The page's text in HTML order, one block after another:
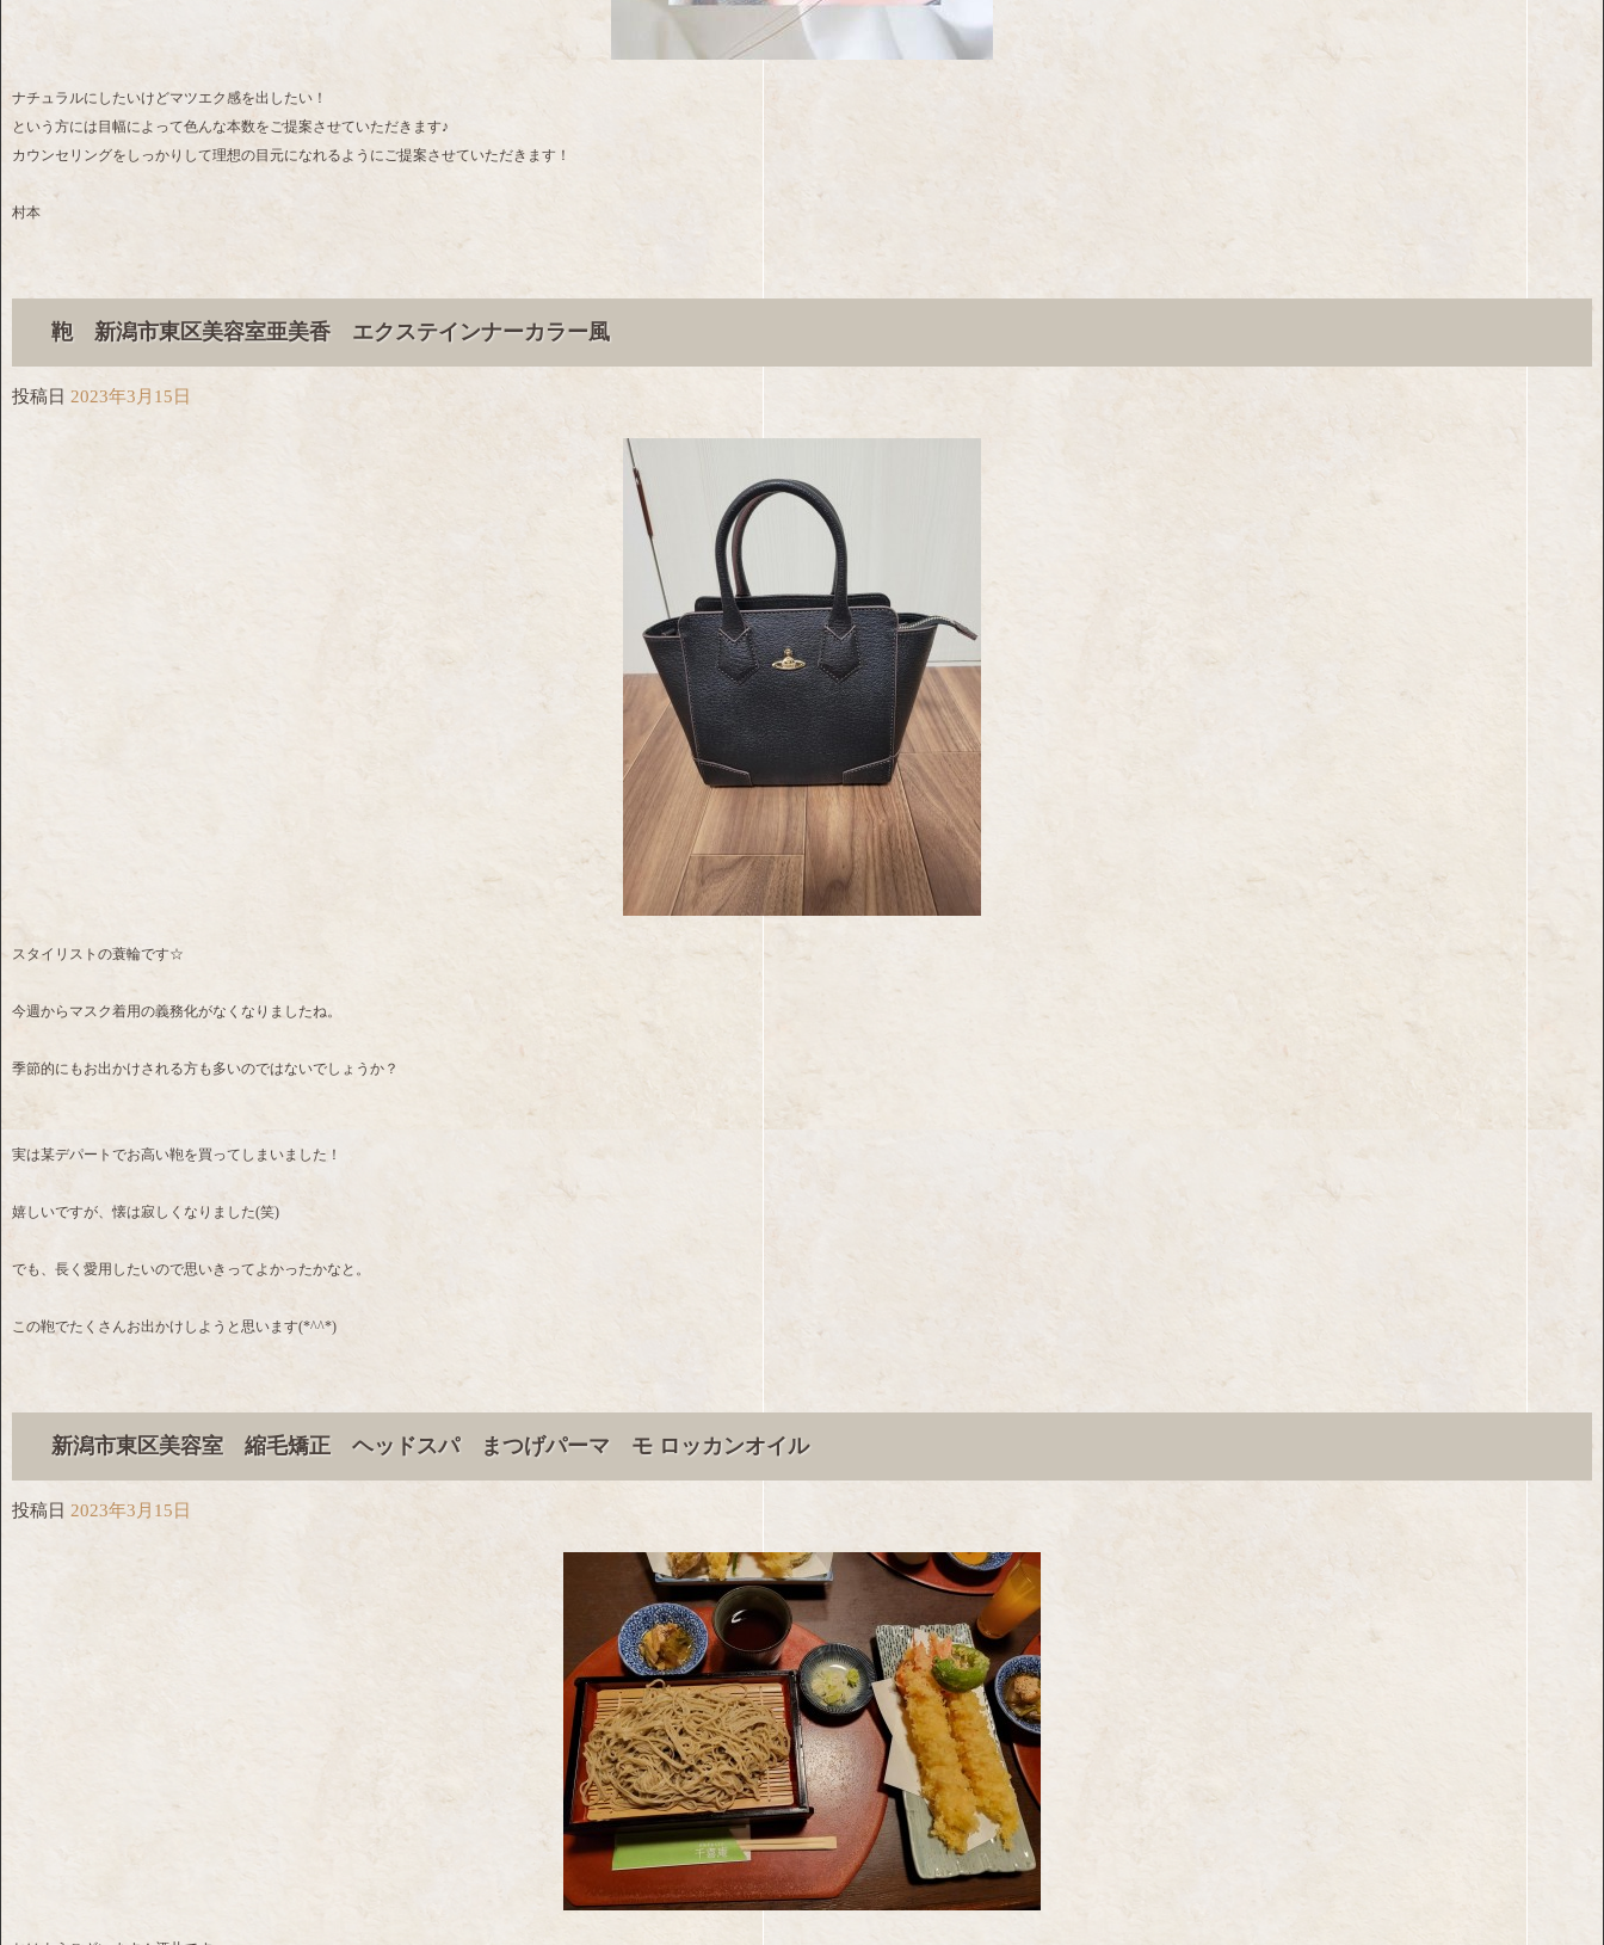
ナチュラルにしたいけどマツエク感を出したい！
という方には目幅によって色んな本数をご提案させていただきます♪
カウンセリングをしっかりして理想の目元になれるようにご提案させていただきます！
村本
鞄 新潟市東区美容室亜美香 エクステインナーカラー風
投稿日 2023年3月15日
スタイリストの蓑輪です☆
今週からマスク着用の義務化がなくなりましたね。
季節的にもお出かけされる方も多いのではないでしょうか？
実は某デパートでお高い鞄を買ってしまいました！
嬉しいですが、懐は寂しくなりました(笑)
でも、長く愛用したいので思いきってよかったかなと。
この鞄でたくさんお出かけしようと思います(*^^*)
新潟市東区美容室 縮毛矯正 ヘッドスパ まつげパーマ モ ロッカンオイル
投稿日 2023年3月15日